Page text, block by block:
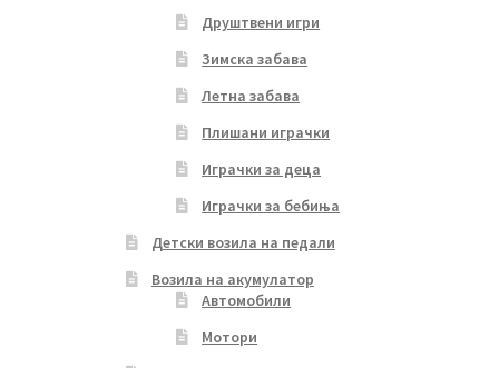
Друштвени игри
Зимска забава
Летна забава
Плишани играчки
Играчки за деца
Играчки за бебиња
Детски возила на педали
Возила на акумулатор
Автомобили
Мотори